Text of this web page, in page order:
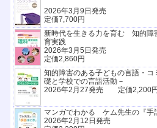
2026年3月9日発売
定価7,700円
新時代を生きる力を育む 知的障
育実践
2026年3月5日発売
定価2,860円
知的障害のある子どもの言語・
礎と学校での言語活動－
2026年2月27発売 定価2,200
マンガでわかる ケム先生の『手
2026年2月12日発売